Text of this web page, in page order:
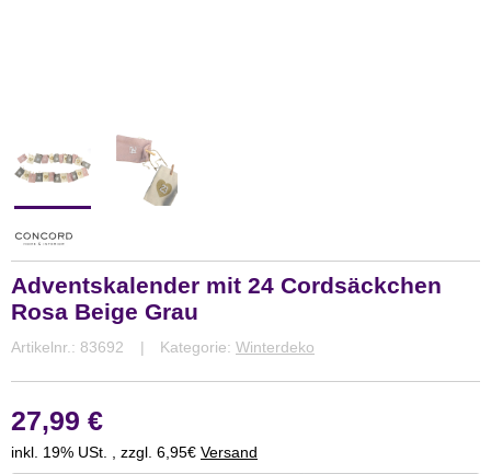
Adventskalender mit 24 Cordsäckchen
Rosa Beige Grau
Artikelnr.: 83692 Kategorie: Winterdeko
27,99 €
inkl. 19% USt. , zzgl. 6,95€ Versand